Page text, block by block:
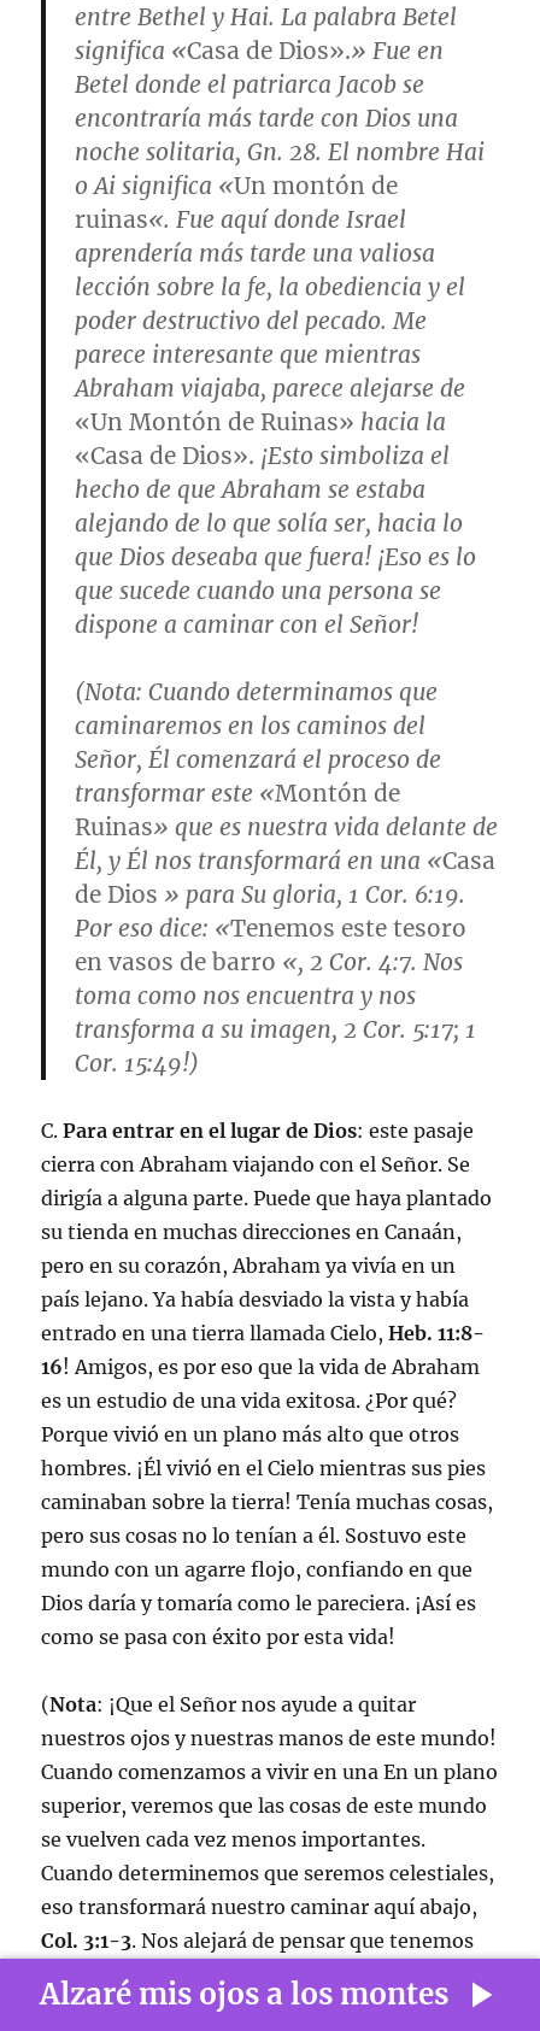
entre Bethel y Hai. La palabra Betel
significa «Casa de Dios».» Fue en
Betel donde el patriarca Jacob se
encontraría más tarde con Dios una
noche solitaria,Gn. 28. El nombre Hai
o Ai significa «Un montón de
ruinas«. Fue aquí donde Israel
aprendería más tarde una valiosa
lección sobre la fe, la obediencia y el
poder destructivo del pecado. Me
parece interesante que mientras
Abraham viajaba, parece alejarse de
«Un Montón de Ruinas» hacia la
«Casa de Dios». ¡Esto simboliza el
hecho de que Abraham se estaba
alejando de lo que solía ser, hacia lo
que Dios deseaba que fuera! ¡Eso es lo
que sucede cuando una persona se
dispone a caminar con el Señor!
(Nota: Cuando determinamos que
caminaremos en los caminos del
Señor, Él comenzará el proceso de
transformar este «Montón de
Ruinas» que es nuestra vida delante de
Él, y Él nos transformará en una «Casa
de Dios » para Su gloria, 1 Cor. 6:19.
Por eso dice: «Tenemos este tesoro
en vasos de barro «, 2 Cor. 4:7. Nos
toma como nos encuentra y nos
transforma a su imagen, 2 Cor. 5:17; 1
Cor. 15:49!)
C.Para entrar en el lugar de Dios: este pasaje
cierra con Abraham viajando con el Señor. Se
dirigía a alguna parte. Puede que haya plantado
su tienda en muchas direcciones en Canaán,
pero en su corazón, Abraham ya vivía en un
país lejano. Ya había desviado la vista y había
entrado en una tierra llamada Cielo,Heb. 11:8-
16! Amigos, es por eso que la vida de Abraham
es un estudio de una vida exitosa. ¿Por qué?
Porque vivió en un plano más alto que otros
hombres. ¡Él vivió en el Cielo mientras sus pies
caminaban sobre la tierra! Tenía muchas cosas,
pero sus cosas no lo tenían a él. Sostuvo este
mundo con un agarre flojo, confiando en que
Dios daría y tomaría como le pareciera. ¡Así es
como se pasa con éxito por esta vida!
(Nota: ¡Que el Señor nos ayude a quitar
nuestros ojos y nuestras manos de este mundo!
Cuando comenzamos a vivir en una En un plano
superior, veremos que las cosas de este mundo
se vuelven cada vez menos importantes.
Cuando determinemos que seremos celestiales,
eso transformará nuestro caminar aquí abajo,
Col. 3:1-3. Nos alejará de pensar que tenemos
esto o aquello. ¡Estaremos satisfechos con
Jesús! Cuando eso suceda, estaremos en el
Alzaré mis ojos a los montes